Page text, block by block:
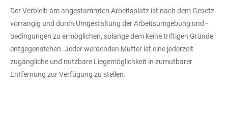
Der Verbleib am angestammten Arbeitsplatz ist nach dem Gesetz
vorrangig und durch Umgestaltung der Arbeitsumgebung und -
bedingungen zu ermöglichen, solange dem keine triftigen Gründe
entgegenstehen. Jeder werdenden Mutter ist eine jederzeit
zugängliche und nutzbare Liegemöglichkeit in zumutbarer
Entfernung zur Verfügung zu stellen.